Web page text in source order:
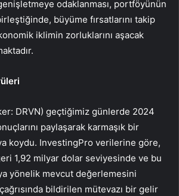
odaklanması, portföyünün
büyüme fırsatlarını takip
iklimin zorluklarını aşacak
DRVN) geçtiğimiz günlerde 2024
paylaşarak karmaşık bir
koydu. InvestingPro verilerine göre,
1,92 milyar dolar seviyesinde ve bu
yönelik mevcut değerlemesini
bildirilen mütevazı bir gelir